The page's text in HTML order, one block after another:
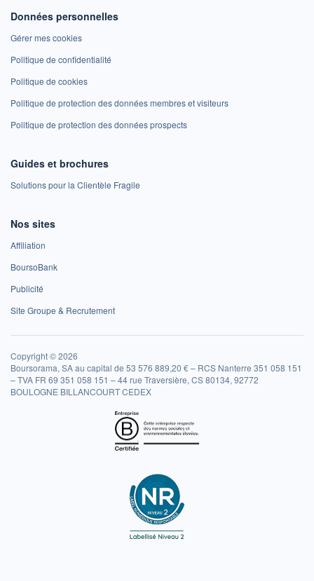
Données personnelles
Gérer mes cookies
Politique de confidentialité
Politique de cookies
Politique de protection des données membres et visiteurs
Politique de protection des données prospects
Guides et brochures
Solutions pour la Clientèle Fragile
Nos sites
Affiliation
BoursoBank
Publicité
Site Groupe & Recrutement
Copyright © 2026
Boursorama, SA au capital de 53 576 889,20 € – RCS Nanterre 351 058 151
– TVA FR 69 351 058 151 – 44 rue Traversière, CS 80134, 92772
BOULOGNE BILLANCOURT CEDEX